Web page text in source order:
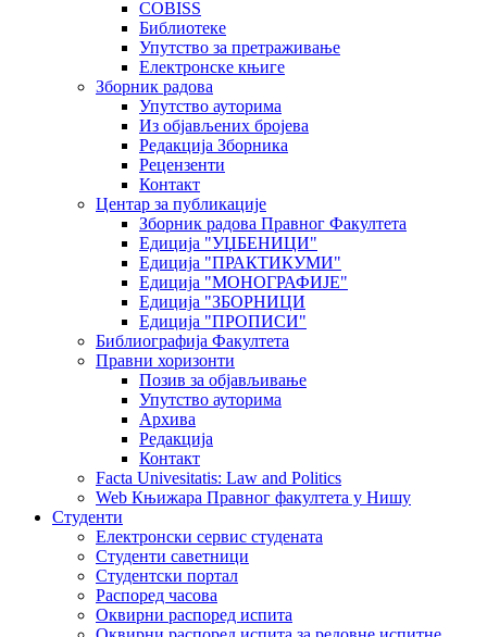
COBISS
Библиотеке
Упутство за претраживање
Електронске књиге
Зборник радова
Упутство ауторима
Из објављених бројева
Редакција Зборника
Рецензенти
Контакт
Центар за публикације
Зборник радова Правног Факултета
Едиција "УЏБЕНИЦИ"
Едиција "ПРАКТИКУМИ"
Едиција "МОНОГРАФИЈЕ"
Едиција "ЗБОРНИЦИ
Едиција "ПРОПИСИ"
Библиографија Факултета
Правни хоризонти
Позив за објављивање
Упутство ауторима
Архива
Редакција
Контакт
Facta Univesitatis: Law and Politics
Web Књижара Правног факултета у Нишу
Студенти
Електронски сервис студената
Студенти саветници
Студентски портал
Распоред часова
Оквирни распоред испита